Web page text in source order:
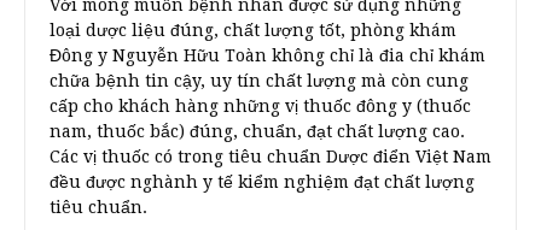
Với mong muốn bệnh nhân được sử dụng những
loại dược liệu đúng, chất lượng tốt, phòng khám
Đông y Nguyễn Hữu Toàn không chỉ là đia chỉ khám
chữa bệnh tin cậy, uy tín chất lượng mà còn cung
cấp cho khách hàng những vị thuốc đông y (thuốc
nam, thuốc bắc) đúng, chuẩn, đạt chất lượng cao.
Các vị thuốc có trong tiêu chuẩn Dược điển Việt Nam
đều được nghành y tế kiểm nghiệm đạt chất lượng
tiêu chuẩn.